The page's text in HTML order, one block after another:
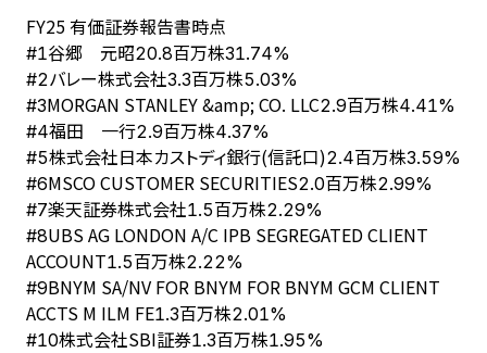
FY25 有価証券報告書時点
#1谷郷 元昭20.8百万株31.74%
#2バレー株式会社3.3百万株5.03%
#3MORGAN STANLEY &amp; CO. LLC2.9百万株4.41%
#4福田 一行2.9百万株4.37%
#5株式会社日本カストディ銀行(信託口)2.4百万株3.59%
#6MSCO CUSTOMER SECURITIES2.0百万株2.99%
#7楽天証券株式会社1.5百万株2.29%
#8UBS AG LONDON A/C IPB SEGREGATED CLIENT
ACCOUNT1.5百万株2.22%
#9BNYM SA/NV FOR BNYM FOR BNYM GCM CLIENT
ACCTS M ILM FE1.3百万株2.01%
#10株式会社SBI証券1.3百万株1.95%